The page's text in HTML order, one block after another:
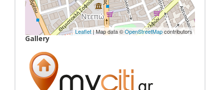
Leaflet| Map data ©OpenStreetMapcontributors
Gallery